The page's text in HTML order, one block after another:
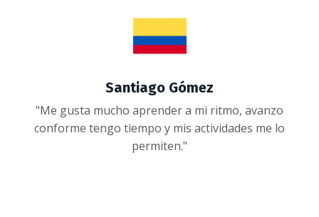
Santiago Gómez
"Me gusta mucho aprender a mi ritmo, avanzo
conforme tengo tiempo y mis actividades me lo
permiten."